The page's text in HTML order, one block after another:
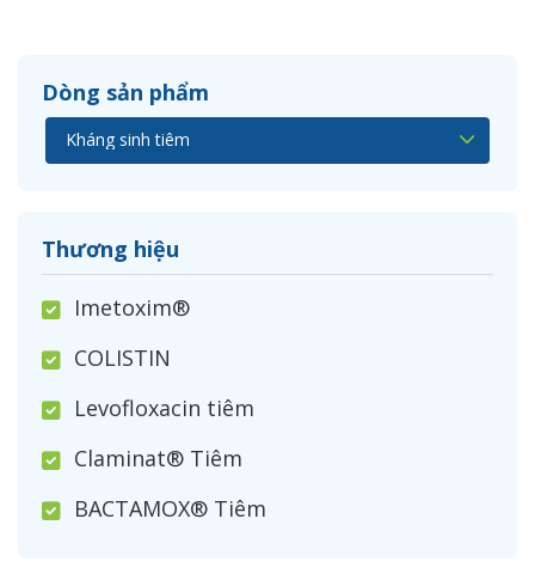
Dòng sản phẩm
Thương hiệu
Imetoxim®
COLISTIN
Levofloxacin tiêm
Claminat® Tiêm
BACTAMOX® Tiêm